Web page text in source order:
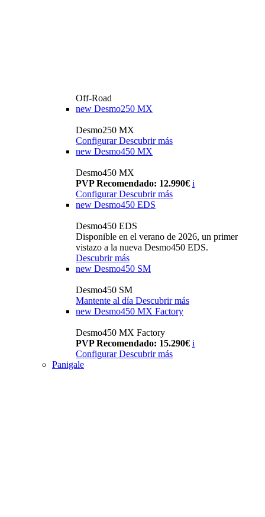
Off-Road
new Desmo250 MX
Desmo250 MX
Configurar Descubrir más
new Desmo450 MX
Desmo450 MX
PVP Recomendado: 12.990€ i
Configurar Descubrir más
new Desmo450 EDS
Desmo450 EDS
Disponible en el verano de 2026, un primer
vistazo a la nueva Desmo450 EDS.
Descubrir más
new Desmo450 SM
Desmo450 SM
Mantente al día Descubrir más
new Desmo450 MX Factory
Desmo450 MX Factory
PVP Recomendado: 15.290€ i
Configurar Descubrir más
Panigale